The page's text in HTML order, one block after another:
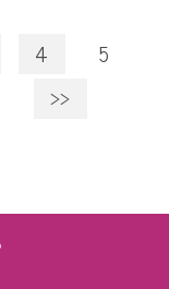
4
5
>>